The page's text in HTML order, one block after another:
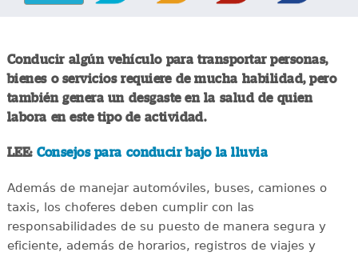
Conducir algún vehículo para transportar personas,
bienes o servicios requiere de mucha habilidad, pero
también genera un desgaste en la salud de quien
labora en este tipo de actividad.
LEE: Consejos para conducir bajo la lluvia
Además de manejar automóviles, buses, camiones o
taxis, los choferes deben cumplir con las
responsabilidades de su puesto de manera segura y
eficiente, además de horarios, registros de viajes y